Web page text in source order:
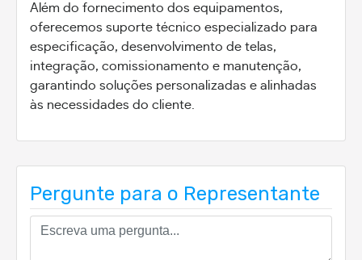
Além do fornecimento dos equipamentos,
oferecemos suporte técnico especializado para
especificação, desenvolvimento de telas,
integração, comissionamento e manutenção,
garantindo soluções personalizadas e alinhadas
às necessidades do cliente.
Pergunte para o Representante